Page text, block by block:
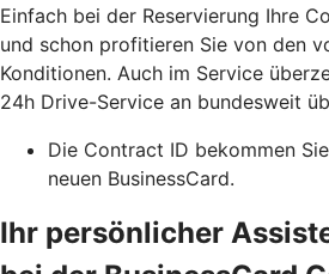
Einfach bei der Reservierung Ihre
und schon profitieren Sie von den
Konditionen. Auch im Service
24h Drive-Service an bundesweit
Die Contract ID bekommen
neuen BusinessCard.
Ihr persönlicher